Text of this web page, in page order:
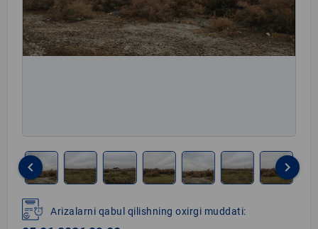
1
of
keyboard_arrow_left keyboard_arrow_right
Arizalarni qabul qilishning oxirgi muddati: